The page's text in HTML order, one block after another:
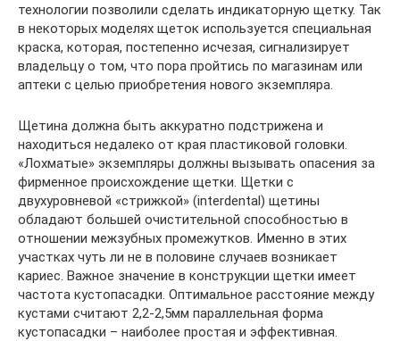
технологии позволили сделать индикаторную щетку. Так
в некоторых моделях щеток используется специальная
краска, которая, постепенно исчезая, сигнализирует
владельцу о том, что пора пройтись по магазинам или
аптеки с целью приобретения нового экземпляра.
Щетина должна быть аккуратно подстрижена и
находиться недалеко от края пластиковой головки.
«Лохматые» экземпляры должны вызывать опасения за
фирменное происхождение щетки. Щетки с
двухуровневой «стрижкой» (interdental) щетины
обладают большей очистительной способностью в
отношении межзубных промежутков. Именно в этих
участках чуть ли не в половине случаев возникает
кариес. Важное значение в конструкции щетки имеет
частота кустопасадки. Оптимальное расстояние между
кустами считают 2,2-2,5мм параллельная форма
кустопасадки – наиболее простая и эффективная.